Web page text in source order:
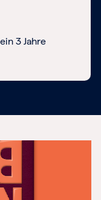
3 Jahre